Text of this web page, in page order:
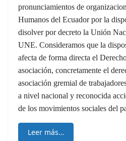
pronunciamientos de
Humanos del Ecuador por la
disolver por decreto la Unión
UNE. Consideramos que la
afecta de forma directa el
asociación, concretamente el
asociación gremial de
a nivel nacional y reconocida
de los movimientos sociales del
Leer más…